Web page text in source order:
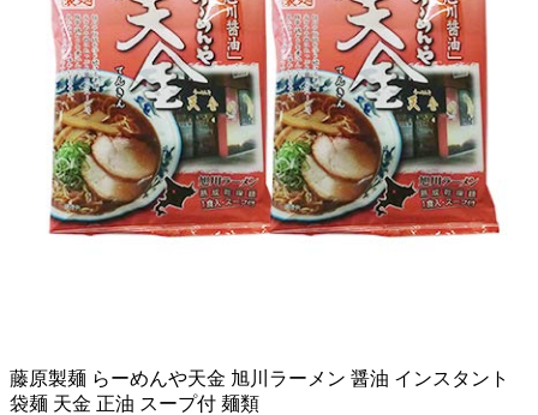
藤原製麺 らーめんや天金 旭川ラーメン 醤油 インスタント
袋麺 天金 正油 スープ付 麺類